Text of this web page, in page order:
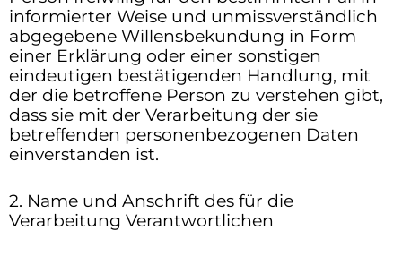
informierter Weise und unmissverständlich
abgegebene Willensbekundung in Form
einer Erklärung oder einer sonstigen
eindeutigen bestätigenden Handlung, mit
der die betroffene Person zu verstehen gibt,
dass sie mit der Verarbeitung der sie
betreffenden personenbezogenen Daten
einverstanden ist.
2. Name und Anschrift des für die
Verarbeitung Verantwortlichen